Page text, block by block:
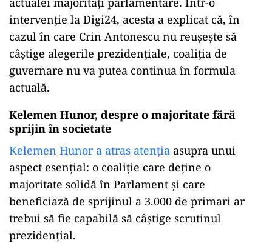
intervenție la Digi24, acesta a explicat că, în
cazul în care Crin Antonescu nu reușește să
câștige alegerile prezidențiale, coaliția de
guvernare nu va putea continua în formula
actuală.
Kelemen Hunor, despre o majoritate fără
sprijin în societate
Kelemen Hunor a atras atenția asupra unui
aspect esențial: o coaliție care deține o
majoritate solidă în Parlament și care
beneficiază de sprijinul a 3.000 de primari ar
trebui să fie capabilă să câștige scrutinul
prezidențial.